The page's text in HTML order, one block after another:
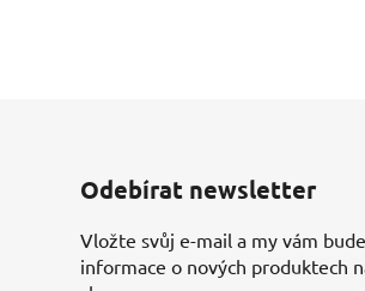
Odebírat newsletter
Vložte svůj e-mail a my vám
informace o nových produktech